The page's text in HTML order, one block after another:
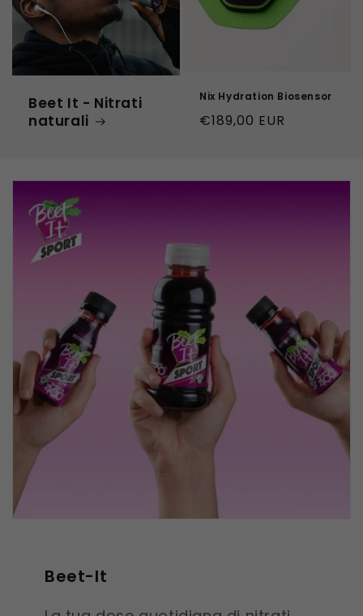
Beet It - Nitrati
naturali
Nix Hydration Biosensor
Prezzo
€189,00 EUR
Beet-It